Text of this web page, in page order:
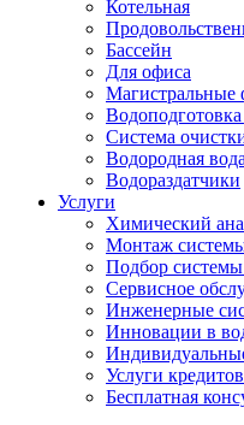
Котельная
Бассейн
Для офиса
Магистральные
Система
Водородная вода
Водораздатчики
Услуги
Химический
Монтаж
Подбор
Сервисное
Инженерные
Инновации в
Услуги
Бесплатная